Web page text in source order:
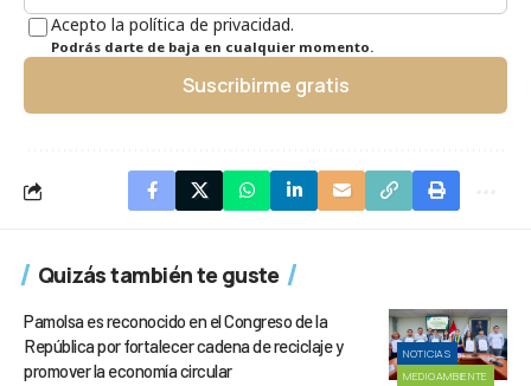
Acepto la política de privacidad.
Podrás darte de baja en cualquier momento.
Suscribirme gratis
Quizás también te guste
NOTICIAS
MEDIOAMBIENTE
Pamolsa es reconocido en el Congreso de la
República por fortalecer cadena de reciclaje y
promover la economía circular